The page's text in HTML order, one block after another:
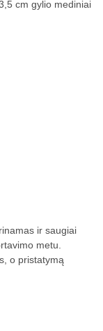
cm gylio mediniai
ir saugiai
metu.
o pristatymą